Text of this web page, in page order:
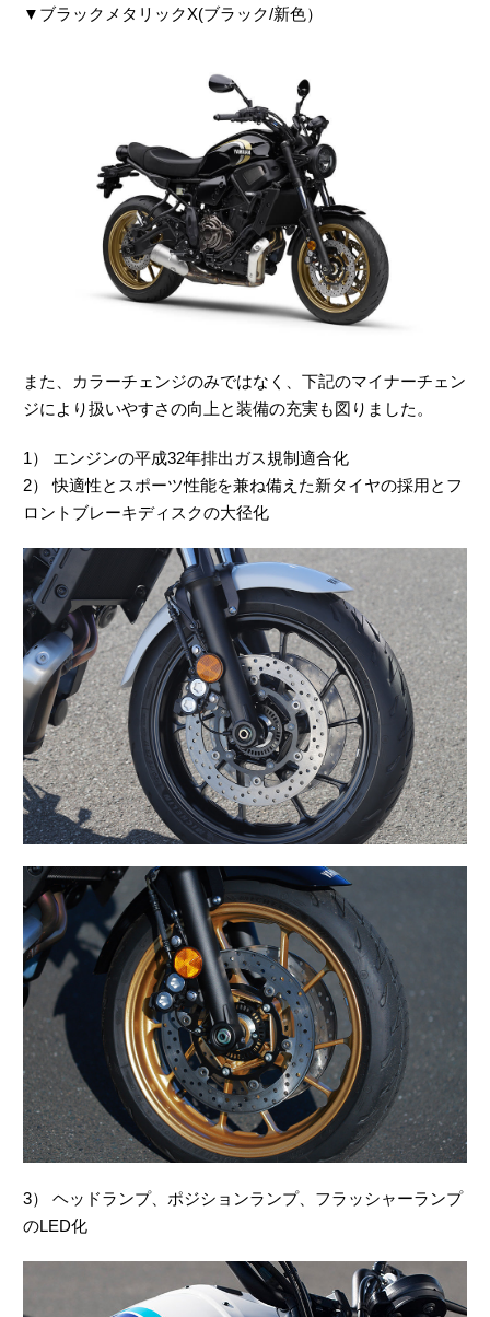
▼ブラックメタリックX(ブラック/新色）
また、カラーチェンジのみではなく、下記のマイナーチェン
ジにより扱いやすさの向上と装備の充実も図りました。
1） エンジンの平成32年排出ガス規制適合化
2） 快適性とスポーツ性能を兼ね備えた新タイヤの採用とフ
ロントブレーキディスクの大径化
3） ヘッドランプ、ポジションランプ、フラッシャーランプ
のLED化